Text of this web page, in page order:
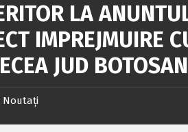
LA
IMPREJMUIRE
JUD
Noutați